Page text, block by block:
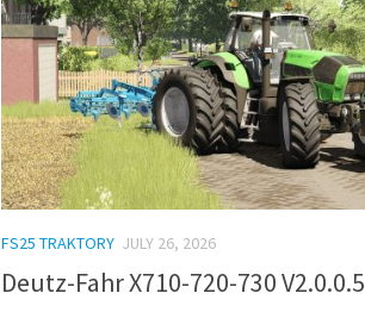
FS25 TRAKTORY JULY 26, 2026
Deutz-Fahr X710-720-730 V2.0.0.5